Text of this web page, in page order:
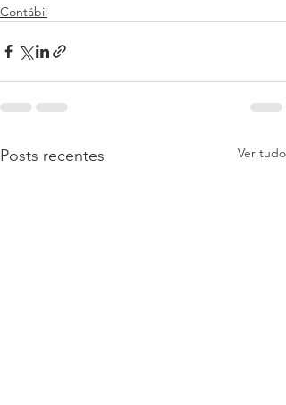
Contábil
Posts recentes Ver tudo